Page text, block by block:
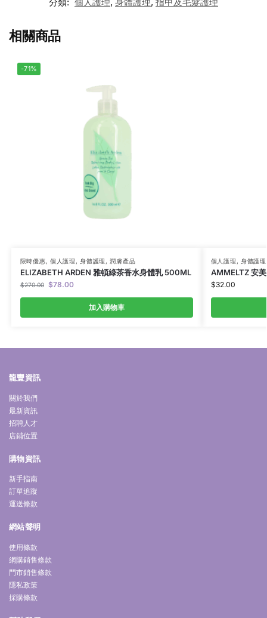
相關商品
-71%
限時優惠, 個人護理 ,身體護理 ,潤膚產品
ELIZABETH ARDEN 雅頓綠茶香水身體乳 500ML
$270.00 $78.00
加入購物車
個人護理 , 身體護理
AMMELTZ 安
$32.00
龍豐資訊
關於我們
最新資訊
招聘人才
店鋪位置
購物資訊
新手指南
訂單追蹤
運送條款
網站聲明
使用條款
網購銷售條款
門市銷售條款
隱私政策
採購條款